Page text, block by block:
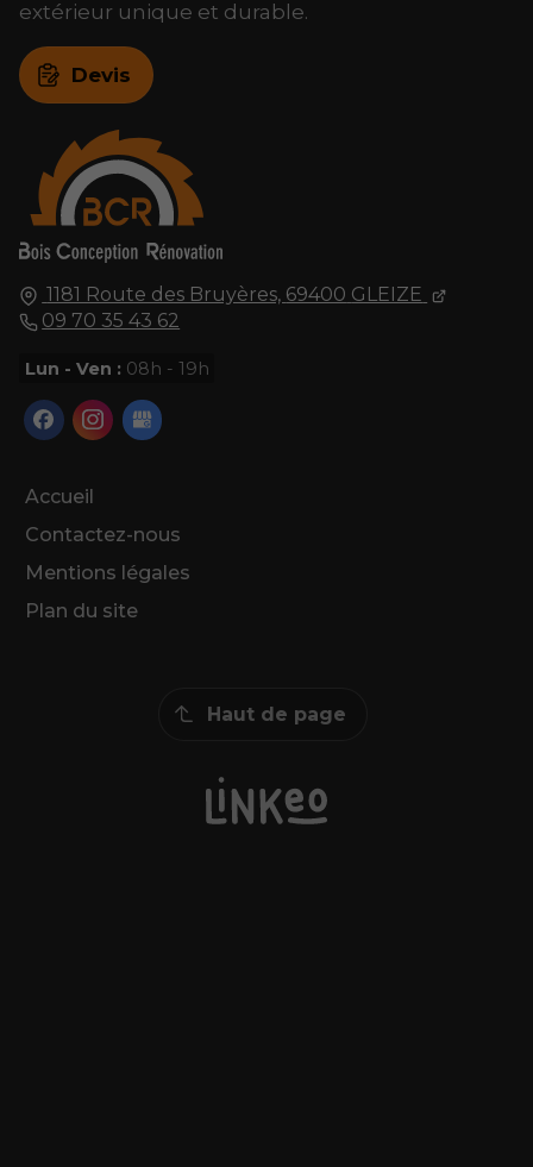
1181 Route des Bruyères, 69400 GLEIZE
09 70 35 43 62
Lun - Ven : 08h - 19h
Accueil
Contactez-nous
Mentions légales
Plan du site
extérieur unique et durable.
Devis
Haut de page